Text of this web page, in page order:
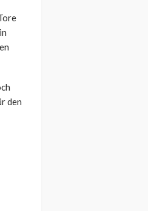
den